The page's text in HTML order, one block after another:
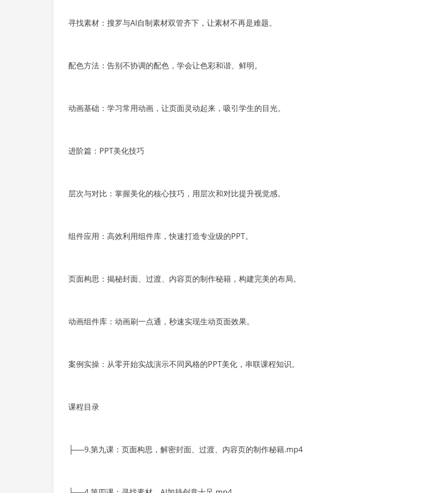
寻找素材：搜罗与AI自制素材双管齐下，让素材不再是难题。
配色方法：告别不协调的配色，学会让色彩和谐、鲜明。
动画基础：学习常用动画，让页面灵动起来，吸引学生的目光。
进阶篇：PPT美化技巧
层次与对比：掌握美化的核心技巧，用层次和对比提升视觉感。
组件应用：高效利用组件库，快速打造专业级的PPT。
页面构思：揭秘封面、过渡、内容页的制作秘籍，构建完美的布局。
动画组件库：动画刷一点通，秒速实现生动页面效果。
案例实操：从零开始实战演示不同风格的PPT美化，串联课程知识。
课程目录
├──9.第九课：页面构思，解密封面、过渡、内容页的制作秘籍.mp4